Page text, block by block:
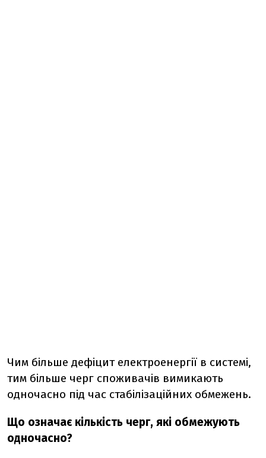
Чим більше дефіцит електроенергії в системі,
тим більше черг споживачів вимикають
одночасно під час стабілізаційних обмежень.
Що означає кількість черг, які обмежують
одночасно?